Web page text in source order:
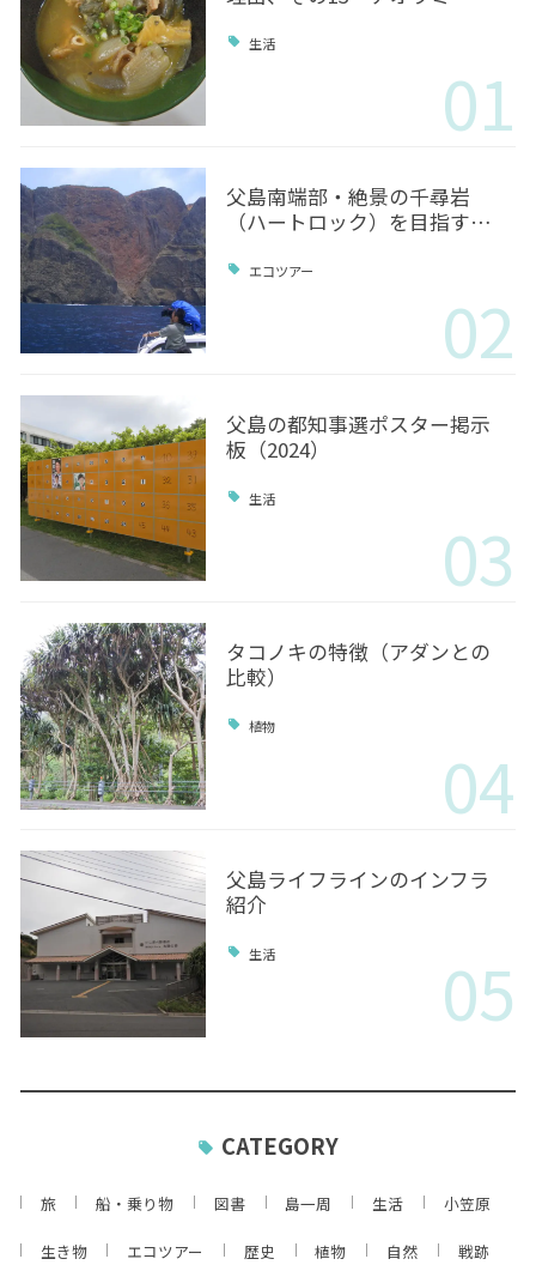
生活
01
父島南端部・絶景の千尋岩
（ハートロック）を目指す…
エコツアー
02
父島の都知事選ポスター掲示
板（2024）
生活
03
タコノキの特徴（アダンとの
比較）
植物
04
父島ライフラインのインフラ
紹介
生活 05
CATEGORY
旅 船・乗り物 図書 島一周 生活 小笠原
生き物 エコツアー 歴史 植物 自然 戦跡